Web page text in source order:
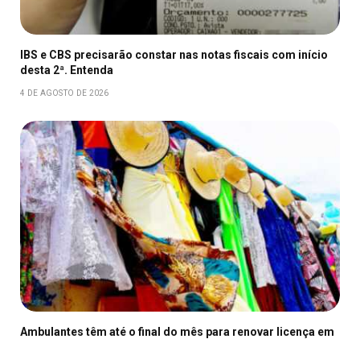
IBS e CBS precisarão constar nas notas fiscais com início
desta 2ª. Entenda
4 DE AGOSTO DE 2026
Ambulantes têm até o final do mês para renovar licença em